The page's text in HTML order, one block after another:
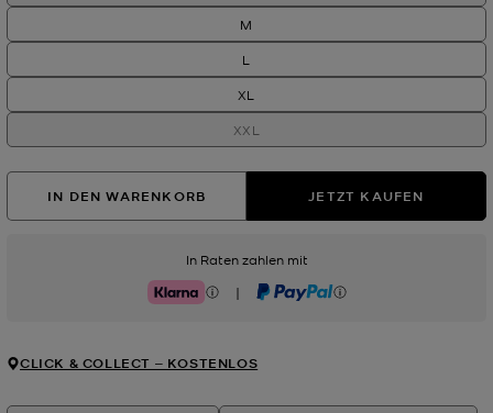
M
L
XL
XXL
IN DEN WARENKORB JETZT KAUFEN
In Raten zahlen mit
Klarna | PayPal
CLICK & COLLECT ‒ KOSTENLOS